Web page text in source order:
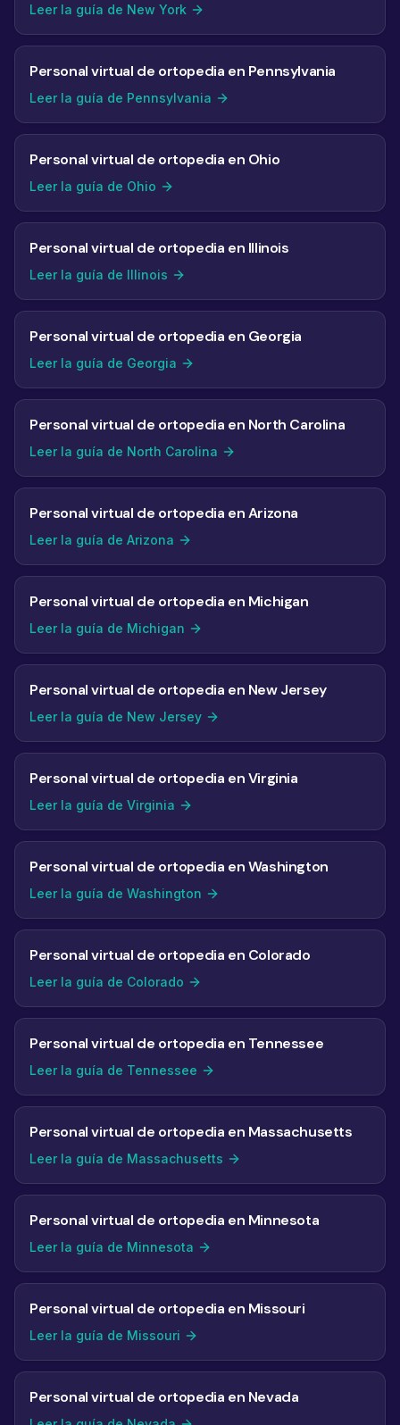
Leer la guía de New York
Personal virtual de ortopedia en Pennsylvania
Leer la guía de Pennsylvania
Personal virtual de ortopedia en Ohio
Leer la guía de Ohio
Personal virtual de ortopedia en Illinois
Leer la guía de Illinois
Personal virtual de ortopedia en Georgia
Leer la guía de Georgia
Personal virtual de ortopedia en North Carolina
Leer la guía de North Carolina
Personal virtual de ortopedia en Arizona
Leer la guía de Arizona
Personal virtual de ortopedia en Michigan
Leer la guía de Michigan
Personal virtual de ortopedia en New Jersey
Leer la guía de New Jersey
Personal virtual de ortopedia en Virginia
Leer la guía de Virginia
Personal virtual de ortopedia en Washington
Leer la guía de Washington
Personal virtual de ortopedia en Colorado
Leer la guía de Colorado
Personal virtual de ortopedia en Tennessee
Leer la guía de Tennessee
Personal virtual de ortopedia en Massachusetts
Leer la guía de Massachusetts
Personal virtual de ortopedia en Minnesota
Leer la guía de Minnesota
Personal virtual de ortopedia en Missouri
Leer la guía de Missouri
Personal virtual de ortopedia en Nevada